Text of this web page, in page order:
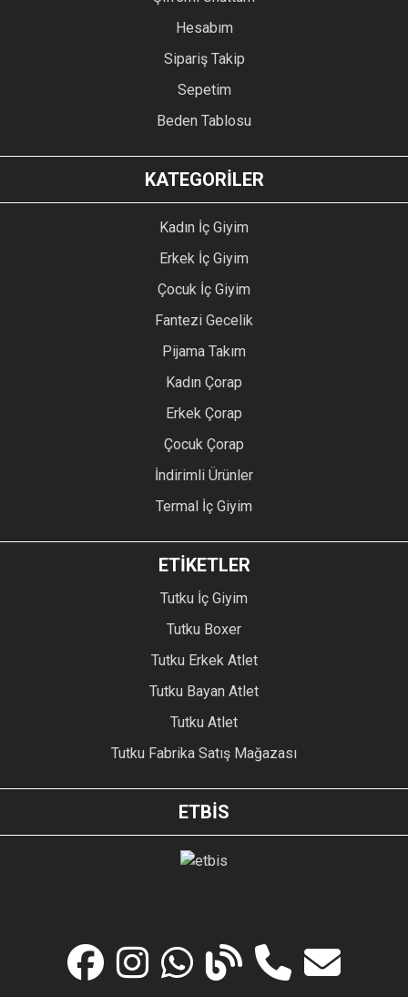
Hesabım
Sipariş Takip
Sepetim
Beden Tablosu
KATEGORİLER
Kadın İç Giyim
Erkek İç Giyim
Çocuk İç Giyim
Fantezi Gecelik
Pijama Takım
Kadın Çorap
Erkek Çorap
Çocuk Çorap
İndirimli Ürünler
Termal İç Giyim
ETİKETLER
Tutku İç Giyim
Tutku Boxer
Tutku Erkek Atlet
Tutku Bayan Atlet
Tutku Atlet
Tutku Fabrika Satış Mağazası
ETBİS